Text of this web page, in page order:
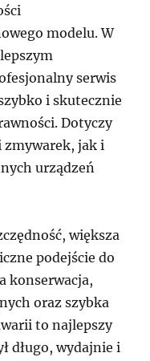
modelu. W
serwis
i skutecznie
Dotyczy
zmywarek, jak i
urządzeń
większa
podejście do
konserwacja,
oraz szybka
to najlepszy
długo, wydajnie i